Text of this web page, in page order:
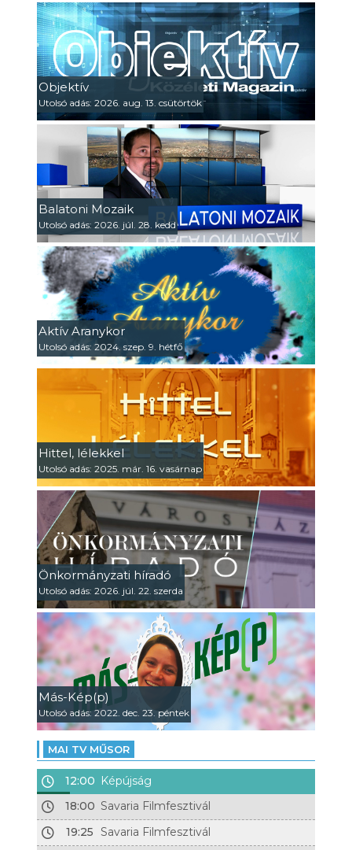
Objektív
Utolsó adás: 2026. aug. 13. csütörtök
Balatoni Mozaik
Utolsó adás: 2026. júl. 28. kedd
Aktív Aranykor
Utolsó adás: 2024. szep. 9. hétfő
Hittel, lélekkel
Utolsó adás: 2025. már. 16. vasárnap
Önkormányzati híradó
Utolsó adás: 2026. júl. 22. szerda
Más-Kép(p)
Utolsó adás: 2022. dec. 23. péntek
MAI TV MŰSOR
12:00 Képújság
18:00 Savaria Filmfesztivál
19:25 Savaria Filmfesztivál